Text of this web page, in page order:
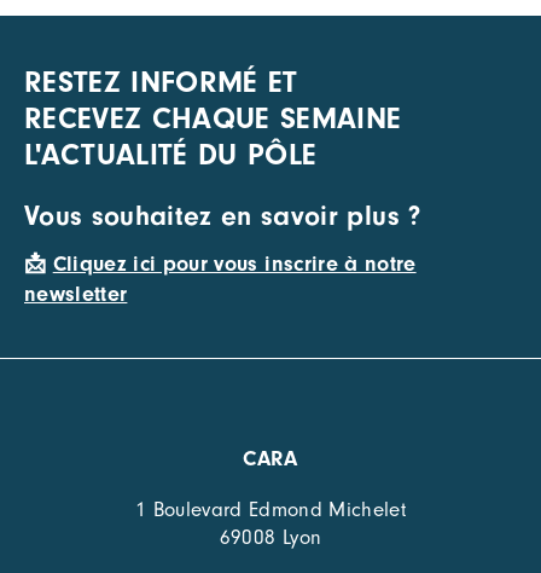
RESTEZ INFORMÉ ET
RECEVEZ CHAQUE SEMAINE
L'ACTUALITÉ DU PÔLE
Vous souhaitez en savoir plus ?
📩 Cliquez ici pour vous inscrire à notre
newsletter
CARA
1 Boulevard Edmond Michelet
69008 Lyon